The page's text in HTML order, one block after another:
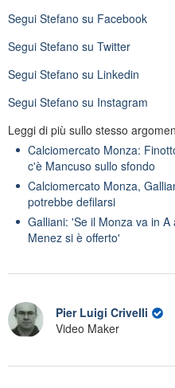
Segui Stefano su Facebook
Segui Stefano su Twitter
Segui Stefano su Linkedin
Segui Stefano su Instagram
Leggi di più sullo stesso
Calciomercato Monza:
c'è Mancuso sullo sfondo
Calciomercato Monza,
potrebbe defilarsi
Galliani: 'Se il Monza va in
Menez si è offerto'
Pier Luigi Crivelli
Video Maker